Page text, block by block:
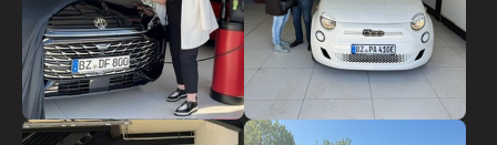
Show larger version Show larger version